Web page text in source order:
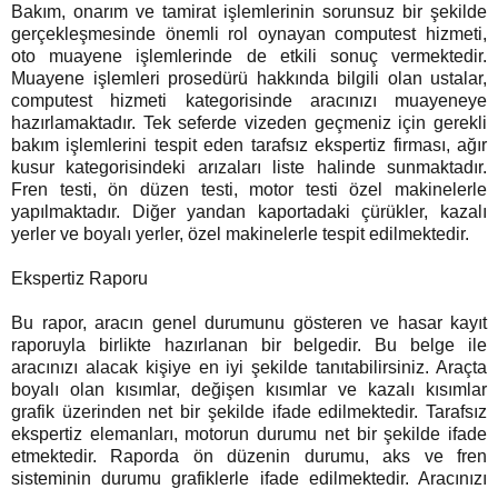
Bakım, onarım ve tamirat işlemlerinin sorunsuz bir şekilde
gerçekleşmesinde önemli rol oynayan computest hizmeti,
oto muayene işlemlerinde de etkili sonuç vermektedir.
Muayene işlemleri prosedürü hakkında bilgili olan ustalar,
computest hizmeti kategorisinde aracınızı muayeneye
hazırlamaktadır. Tek seferde vizeden geçmeniz için gerekli
bakım işlemlerini tespit eden tarafsız ekspertiz firması, ağır
kusur kategorisindeki arızaları liste halinde sunmaktadır.
Fren testi, ön düzen testi, motor testi özel makinelerle
yapılmaktadır. Diğer yandan kaportadaki çürükler, kazalı
yerler ve boyalı yerler, özel makinelerle tespit edilmektedir.
Ekspertiz Raporu
Bu rapor, aracın genel durumunu gösteren ve hasar kayıt
raporuyla birlikte hazırlanan bir belgedir. Bu belge ile
aracınızı alacak kişiye en iyi şekilde tanıtabilirsiniz. Araçta
boyalı olan kısımlar, değişen kısımlar ve kazalı kısımlar
grafik üzerinden net bir şekilde ifade edilmektedir. Tarafsız
ekspertiz elemanları, motorun durumu net bir şekilde ifade
etmektedir. Raporda ön düzenin durumu, aks ve fren
sisteminin durumu grafiklerle ifade edilmektedir. Aracınızı